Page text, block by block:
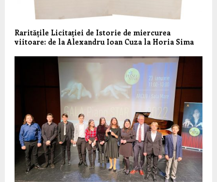
Raritățile Licitației de Istorie de miercurea
viitoare: de la Alexandru Ioan Cuza la Horia Sima